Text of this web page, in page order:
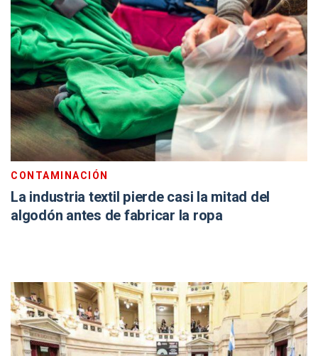
CONTAMINACIÓN
La industria textil pierde casi la mitad del
algodón antes de fabricar la ropa